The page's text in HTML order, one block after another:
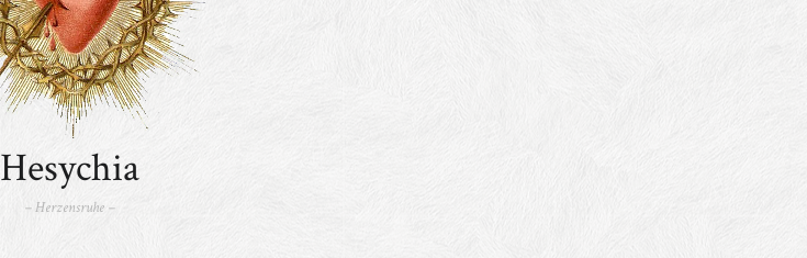
Hesychia
– Herzensruhe –